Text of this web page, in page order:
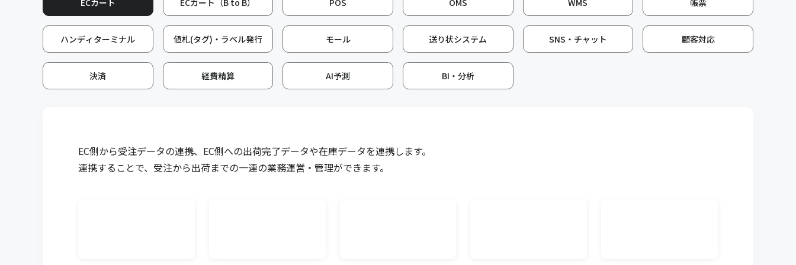
キャムマックスの画面から、注文書（発注書）を仕入先にメール送付する機
能です。注文書PDF付きのメールを送付することが可能です。
ECのクレジットカードや代引きなどの入金データを取り込んで受注データと
マッチングして入金管理ができる機能です。
販売管理メール送信
キャムマックスの画面から、見積書、前受請求書、納品書、納品書兼請求書
ECメール送信
ECの注文情報から取得した購入者のメールアドレスに出荷完了などのメール
需要予測
販売計画に基づいた需要予測を登録することによって、現在の在庫や受注
残・発注残・生産残などから製品の必要生産数や商品の必要発注数を算出し
帳票編集ツール
ECカート ECカート（B to B） POS OMS WMS 帳票
ハンディターミナル 値札(タグ)・ラベル発行 モール 送り状システム SNS・チャット 顧客対応
決済 経費精算 AI予測 BI・分析
EC側から受注データの連携、EC側への出荷完了データや在庫データを連携します。
連携することで、受注から出荷までの一連の業務運営・管理ができます。